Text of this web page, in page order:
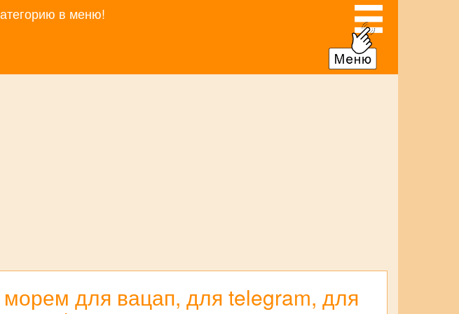
в меню!
для вацап, для telegram, для